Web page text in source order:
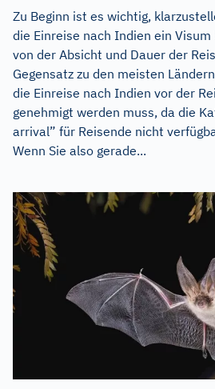
Zu Beginn ist es wichtig,
die Einreise nach Indien ein
von der Absicht und Dauer der
Gegensatz zu den meisten
die Einreise nach Indien vor der
genehmigt werden muss, da die
arrival” für Reisende nicht
Wenn Sie also gerade...